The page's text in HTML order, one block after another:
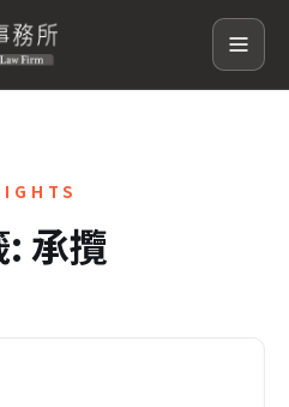
:承攬